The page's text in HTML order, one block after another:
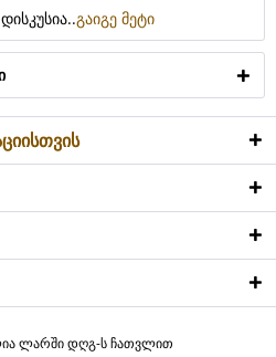
გაიგე მეტი
ლარში დღგ-ს ჩათვლით